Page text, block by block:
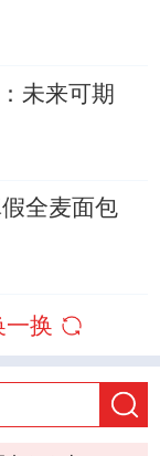
未来可期
全麦面包
一换